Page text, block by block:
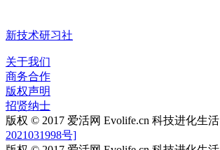
新技术研习社
关于我们
商务合作
版权声明
招贤纳士
版权 © 2017 爱活网 Evolife.cn 科技进化生活
2021031998号]